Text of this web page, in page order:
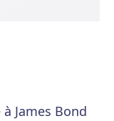
James Bond